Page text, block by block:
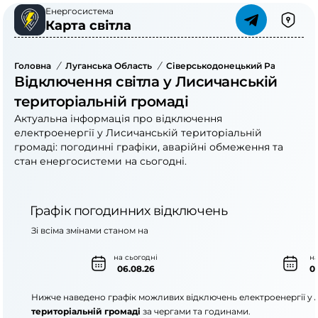
Енергосистема
Карта світла
Головна / Луганська Область / Сіверськодонецький Район
Відключення світла у Лисичанській
територіальній громаді
Актуальна інформація про відключення
електроенергії у Лисичанській територіальній
громаді: погодинні графіки, аварійні обмеження та
стан енергосистеми на сьогодні.
Графік погодинних відключень
на сьогодні
06.08.26
Зі всіма змінами станом на
Нижче наведено графік можливих відключень електроенергії у
територіальній громаді за чергами та годинами.